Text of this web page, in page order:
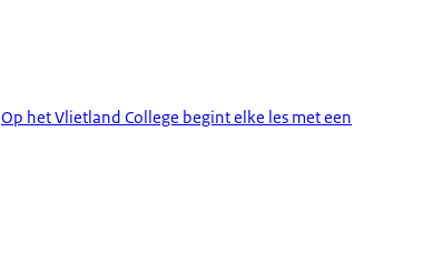
Op het Vlietland College begint elke les met een